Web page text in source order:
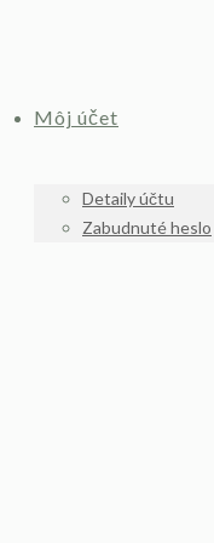
Môj účet
Detaily účtu
Zabudnuté heslo